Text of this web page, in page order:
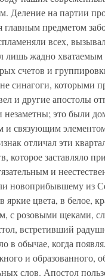
Деление на партии
главным предметом
всех,
лишь жадно
счетов и
синагоги, которыми
и другие апостолы
это были
и связующим
отличал эти
заставляло
и
новоприбывшему из
цвета, в белое,
с розовыми щеками,
встретивший
в обычае, когда
и образованного,
слов. Апостол